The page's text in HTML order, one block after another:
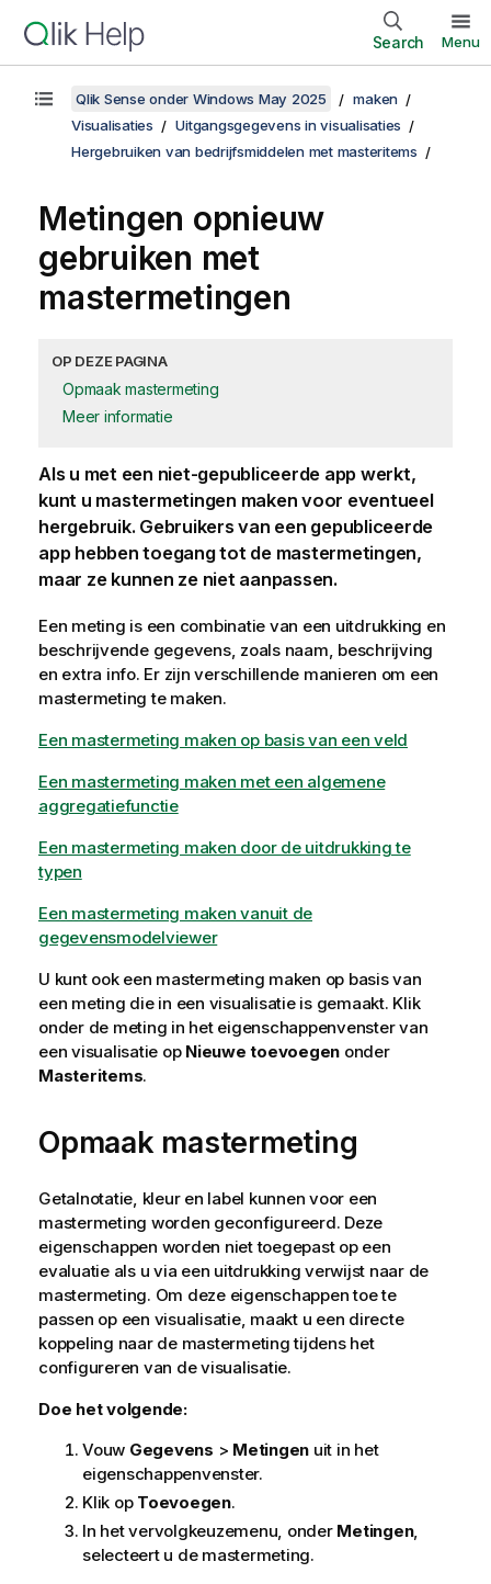
Search Menu
Qlik Sense onder Windows May 2025
maken
Visualisaties
Uitgangsgegevens in visualisaties
Hergebruiken van bedrijfsmiddelen met masteritems
Metingen opnieuw
gebruiken met
mastermetingen
OP DEZE PAGINA
Opmaak mastermeting
Meer informatie
Als u met een niet-gepubliceerde app werkt,
kunt u mastermetingen maken voor eventueel
hergebruik. Gebruikers van een gepubliceerde
app hebben toegang tot de mastermetingen,
maar ze kunnen ze niet aanpassen.
Een meting is een combinatie van een uitdrukking en
beschrijvende gegevens, zoals naam, beschrijving
en extra info. Er zijn verschillende manieren om een
mastermeting te maken.
Een mastermeting maken op basis van een veld
Een mastermeting maken met een algemene
aggregatiefunctie
Een mastermeting maken door de uitdrukking te
typen
Een mastermeting maken vanuit de
gegevensmodelviewer
U kunt ook een mastermeting maken op basis van
een meting die in een visualisatie is gemaakt. Klik
onder de meting in het eigenschappenvenster van
een visualisatie op Nieuwe toevoegen onder
Masteritems.
Opmaak mastermeting
Getalnotatie, kleur en label kunnen voor een
mastermeting worden geconfigureerd. Deze
eigenschappen worden niet toegepast op een
evaluatie als u via een uitdrukking verwijst naar de
mastermeting. Om deze eigenschappen toe te
passen op een visualisatie, maakt u een directe
koppeling naar de mastermeting tijdens het
configureren van de visualisatie.
Doe het volgende:
Vouw Gegevens > Metingen uit in het
eigenschappenvenster.
Klik op Toevoegen.
In het vervolgkeuzemenu, onder Metingen,
selecteert u de mastermeting.